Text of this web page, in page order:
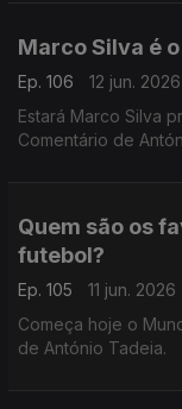
Marco Silva é
Ep. 106
12 jun. 2026
Estará Marco Silva
Comentário de
Quem são os
futebol?
Ep. 105
11 jun. 2026
Começa hoje o
de António Tadeia.